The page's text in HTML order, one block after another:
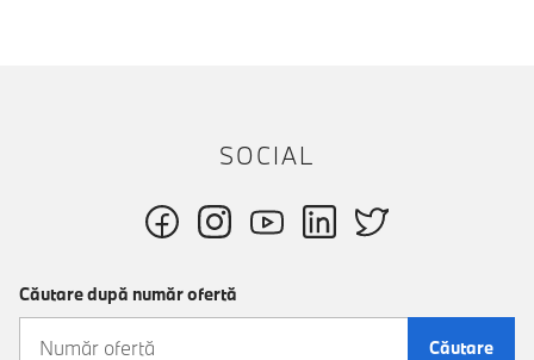
SOCIAL
Căutare după număr ofertă
Căutare